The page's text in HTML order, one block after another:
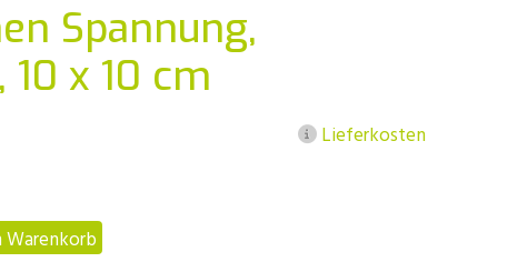
Spannung,
x 10 cm
Lieferkosten
Warenkorb